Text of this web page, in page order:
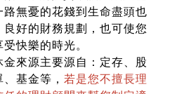
無憂的花錢到生命盡頭也
好的財務規劃，也可使您
快樂的時光。
來源主要源自：定存、股
基金等， 若是您不擅長理